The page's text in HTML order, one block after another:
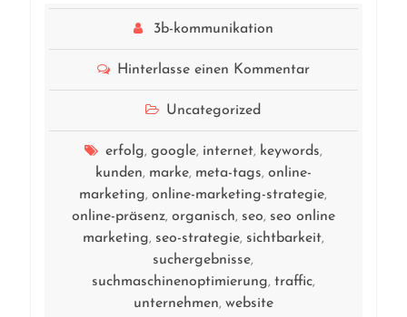
3b-kommunikation
Hinterlasse einen Kommentar
Uncategorized
erfolg, google, internet, keywords,
kunden, marke, meta-tags, online-
marketing,online-marketing-strategie,
online-präsenz, organisch, seo, seo online
marketing, seo-strategie, sichtbarkeit,
suchergebnisse,
suchmaschinenoptimierung, traffic,
unternehmen, website